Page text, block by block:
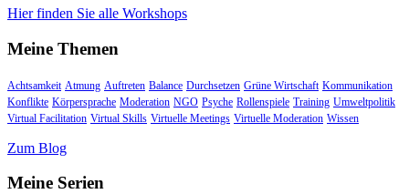
Hier finden Sie alle Workshops
Meine Themen
Achtsamkeit Atmung Auftreten Balance Durchsetzen Grüne Wirtschaft Kommunikation
Konflikte Körpersprache Moderation NGO Psyche Rollenspiele Training Umweltpolitik
Virtual Facilitation Virtual Skills Virtuelle Meetings Virtuelle Moderation Wissen
Zum Blog
Meine Serien